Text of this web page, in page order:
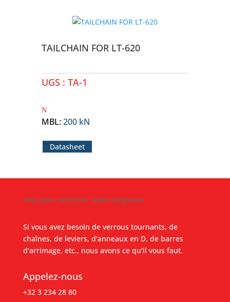
TAILCHAIN FOR LT-620
UGS : TA-1
MBL:200 kN
Datasheet
tout pour sécuriser votre cargaison
Si vous avez besoin de verrous tournants, de
chaînes, de leviers, d'anneaux en D, de barres
d'arrimage, etc., nous avons ce qu'il vous faut.
Appelez-nous
+32 3 234 28 80